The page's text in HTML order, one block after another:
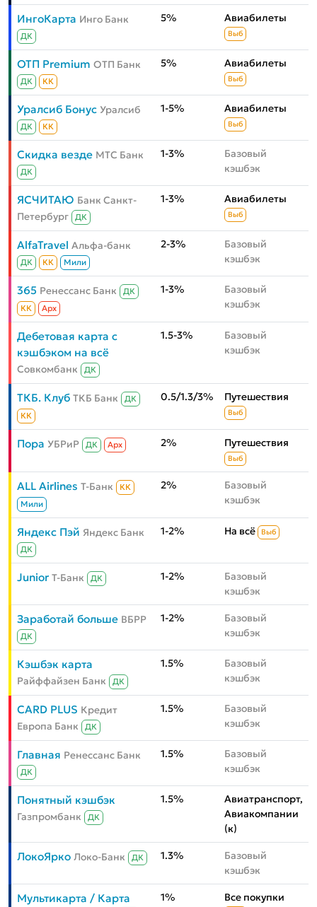
ИнгоКарта Инго Банк
ДК
5% Авиабилеты
Выб
ОТП Premium ОТП Банк
ДК КК
5% Авиабилеты
Выб
Уралсиб Бонус Уралсиб
ДК КК
1-5% Авиабилеты
Выб
Скидка везде МТС Банк
ДК
1-3%
Базовый
кэшбэк
ЯСЧИТАЮ Банк Санкт-
Петербург
ДК
1-3% Авиабилеты
Выб
AlfaTravel Альфа-банк
ДК КК Мили
2-3%
Базовый
кэшбэк
365 Ренессанс Банк
ДК
КК
Aрх
1-3%
Базовый
кэшбэк
Дебетовая карта с
кэшбэком на всё
Совкомбанк ДК
1.5-3%
Базовый
кэшбэк
ТКБ. Клуб ТКБ Банк
ДК
КК
0.5/1.3/3% Путешествия
Выб
Пора УБРиР ДК Aрх 2% Путешествия
Выб
ALL Airlines Т-Банк
КК
Мили
2%
Базовый
кэшбэк
Яндекс Пэй Яндекс Банк
ДК
1-2% На всё Выб
Junior Т-Банк ДК 1-2%
Базовый
кэшбэк
Заработай больше ВБРР
ДК
1-2%
Базовый
кэшбэк
Кэшбэк карта
Райффайзен Банк ДК
1.5%
Базовый
кэшбэк
CARD PLUS Кредит
Европа Банк
ДК
1.5%
Базовый
кэшбэк
Главная Ренессанс Банк
ДК
1.5%
Базовый
кэшбэк
Понятный кэшбэк
Газпромбанк ДК
1.5%
Авиатранспорт,
Авиакомпании
(к)
ЛокоЯрко Локо-Банк ДК 1.3%
Базовый
кэшбэк
Мультикарта / Карта
1% Все покупки